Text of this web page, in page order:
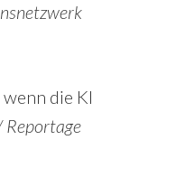
die KI
Reportage